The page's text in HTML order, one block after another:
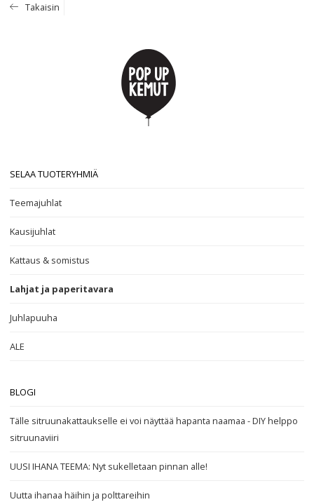
Takaisin
SELAA TUOTERYHMIÄ
Teemajuhlat
Kausijuhlat
Kattaus & somistus
Lahjat ja paperitavara
Juhlapuuha
ALE
BLOGI
Tälle sitruunakattaukselle ei voi näyttää hapanta naamaa - DIY helppo
sitruunaviiri
UUSI IHANA TEEMA: Nyt sukelletaan pinnan alle!
Uutta ihanaa häihin ja polttareihin